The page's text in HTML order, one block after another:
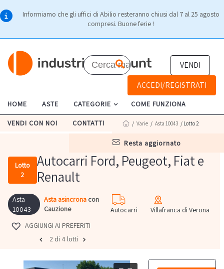
Informiamo che gli uffici di Abilio resteranno chiusi dal 7 al 25 agosto
compresi. Buone ferie !
VENDI
ACCEDI/REGISTRATI
HOME ASTE CATEGORIE COME FUNZIONA
VENDI CON NOI CONTATTI
resta aggiornato
/ Varie / Asta 10043 / Lotto 2
Lotto
2
Autocarri Ford, Peugeot, Fiat e
Renault
Asta
10043
Asta asincrona con
Cauzione
Autocarri
Villafranca di Verona
AGGIUNGI AI PREFERITI
2 di 4 lotti